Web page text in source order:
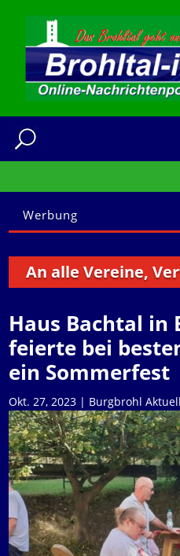
Werbung
alle Vereine,
Haus Bachtal in
feierte bei
ein Sommerfest
Okt. 27, 2023 | Burgbrohl Aktuell